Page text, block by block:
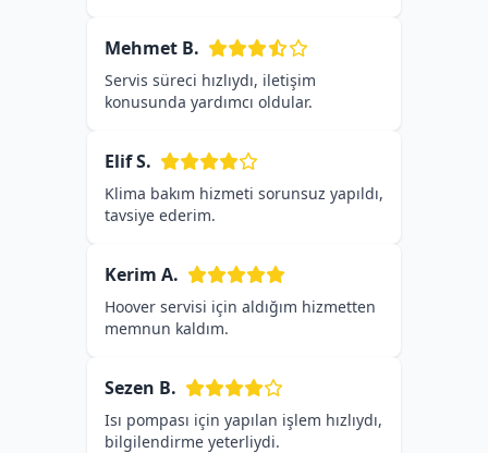
Mehmet B.
Servis süreci hızlıydı, iletişim
konusunda yardımcı oldular.
Elif S.
Klima bakım hizmeti sorunsuz yapıldı,
tavsiye ederim.
Kerim A.
Hoover servisi için aldığım hizmetten
memnun kaldım.
Sezen B.
Isı pompası için yapılan işlem hızlıydı,
bilgilendirme yeterliydi.